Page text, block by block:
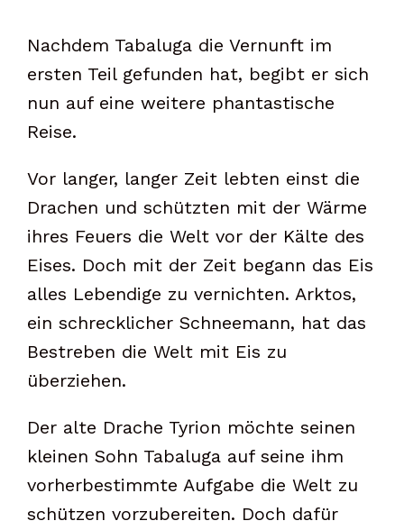
Nachdem Tabaluga die Vernunft im
ersten Teil gefunden hat, begibt er sich
nun auf eine weitere phantastische
Reise.
Vor langer, langer Zeit lebten einst die
Drachen und schützten mit der Wärme
ihres Feuers die Welt vor der Kälte des
Eises. Doch mit der Zeit begann das Eis
alles Lebendige zu vernichten. Arktos,
ein schrecklicher Schneemann, hat das
Bestreben die Welt mit Eis zu
überziehen.
Der alte Drache Tyrion möchte seinen
kleinen Sohn Tabaluga auf seine ihm
vorherbestimmte Aufgabe die Welt zu
schützen vorzubereiten. Doch dafür